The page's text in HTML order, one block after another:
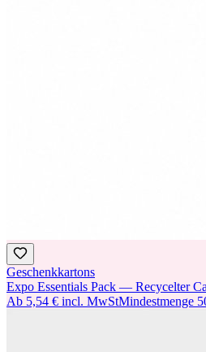
Geschenkkartons
Expo Essentials Pack — Recycelter
Ab 5,54 € incl. MwStMindestmenge